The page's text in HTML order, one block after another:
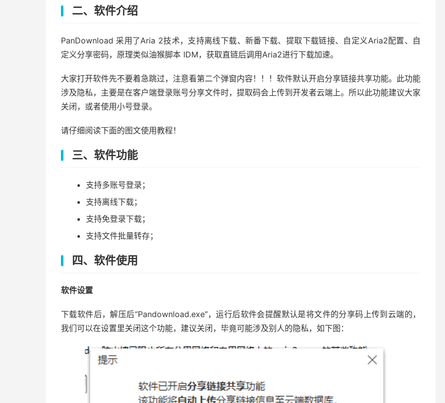
二、软件介绍
PanDownload 采用了Aria 2技术，支持离线下载、新番下载、提取下载链接、自定义Aria2配置、自
定义分享密码，原理类似油猴脚本 IDM，获取直链后调用Aria2进行下载加速。
大家打开软件先不要着急跳过，注意看第二个弹窗内容！！！软件默认开启分享链接共享功能。此功能
涉及隐私，主要是在客户端登录账号分享文件时，提取码会上传到开发者云端上。所以此功能建议大家
关闭，或者使用小号登录。
请仔细阅读下面的图文使用教程！
三、软件功能
支持多账号登录；
支持离线下载；
支持免登录下载；
支持文件批量转存；
四、软件使用
软件设置
下载软件后，解压后“Pandownload.exe”，运行后软件会提醒默认是将文件的分享码上传到云端的，
我们可以在设置里关闭这个功能，建议关闭，毕竟可能涉及别人的隐私，如下图：